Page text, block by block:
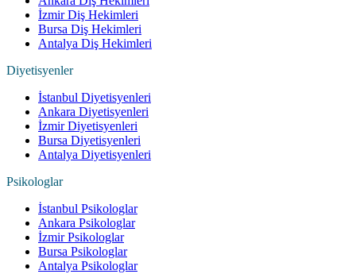
İzmir Diş Hekimleri
Bursa Diş Hekimleri
Antalya Diş Hekimleri
Diyetisyenler
İstanbul Diyetisyenleri
Ankara Diyetisyenleri
İzmir Diyetisyenleri
Bursa Diyetisyenleri
Antalya Diyetisyenleri
Psikologlar
İstanbul Psikologlar
Ankara Psikologlar
İzmir Psikologlar
Bursa Psikologlar
Antalya Psikologlar